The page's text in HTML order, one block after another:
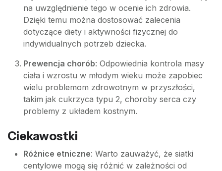
na uwzględnienie tego w ocenie ich zdrowia.
Dzięki temu można dostosować zalecenia
dotyczące diety i aktywności fizycznej do
indywidualnych potrzeb dziecka.
Prewencja chorób: Odpowiednia kontrola masy
ciała i wzrostu w młodym wieku może zapobiec
wielu problemom zdrowotnym w przyszłości,
takim jak cukrzyca typu 2, choroby serca czy
problemy z układem kostnym.
Ciekawostki
Różnice etniczne: Warto zauważyć, że siatki
centylowe mogą się różnić w zależności od